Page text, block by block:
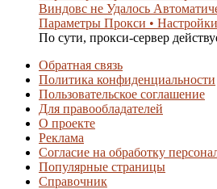
Виндовс не Удалось
Параметры Прокси • Настройки
По сути, прокси-сервер
Обратная связь
Политика конфиденциальности
Пользовательское соглашение
Для правообладателей
О проекте
Реклама
Согласие на обработку
Популярные страницы
Справочник